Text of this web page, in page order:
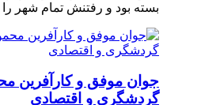
بسته بود و رفتنش تمام شهر
جوان موفق و کارآفرین
گردشگری و اقتصادی